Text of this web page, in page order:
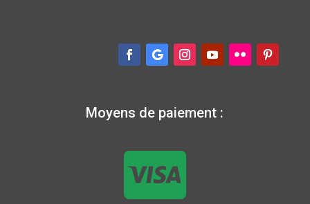
Moyens de paiement :
